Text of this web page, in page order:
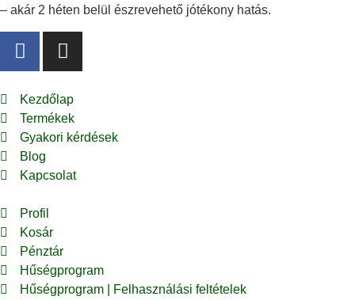
– akár 2 héten belül észrevehető jótékony hatás.
Kezdőlap
Termékek
Gyakori kérdések
Blog
Kapcsolat
Profil
Kosár
Pénztár
Hűségprogram
Hűségprogram | Felhasználási feltételek